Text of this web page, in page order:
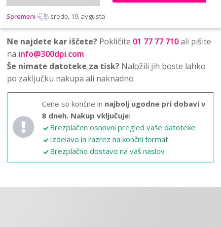
Spremeni sredo, 19. avgusta
Ne najdete kar iščete? Pokličite 01 77 77 710ali pišite
na info@300dpi.com
Še nimate datoteke za tisk? Naložili jih boste lahko
po zaključku nakupa ali naknadno
Cene so končne in najbolj ugodne pri dobavi v
8 dneh. Nakup vključuje:
Brezplačen osnovni pregled vaše datoteke
Izdelavo in razrez na končni format
Brezplačno dostavo na vaš naslov